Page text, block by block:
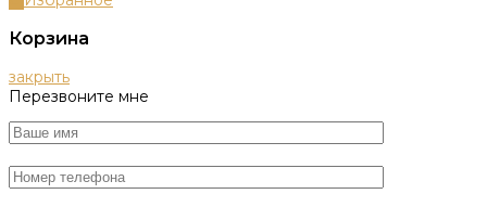
Корзина
закрыть
Перезвоните мне